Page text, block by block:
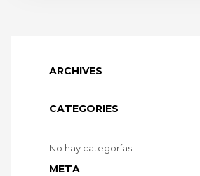
ARCHIVES
CATEGORIES
No hay categorías
META